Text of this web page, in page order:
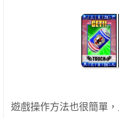
遊戲操作方法也很簡單